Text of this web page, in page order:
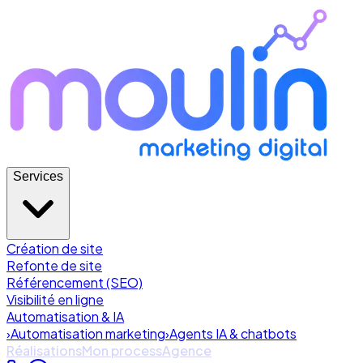
Services
Création de site
Refonte de site
Référencement (SEO)
Visibilité en ligne
Automatisation & IA
›Automatisation marketing›Agents IA & chatbots
RéalisationsMon processAgence